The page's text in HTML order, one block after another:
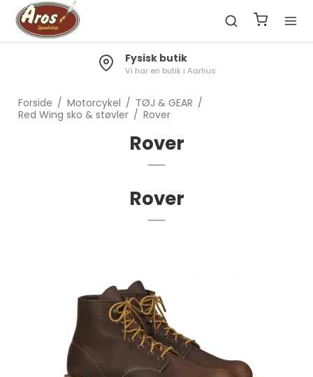
Fysisk butik
Vi har en butik i Aarhus
Forside / Motorcykel / TØJ & GEAR /
Red Wing sko & støvler / Rover
Rover
Rover